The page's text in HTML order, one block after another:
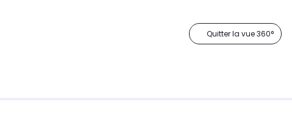
Quitter la vue 360°